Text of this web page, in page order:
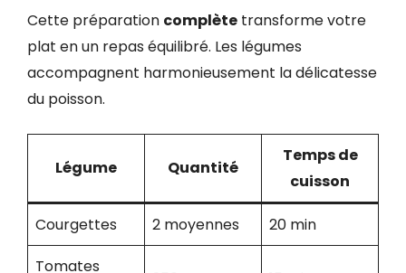
Cette préparation complète transforme votre
plat en un repas équilibré. Les légumes
accompagnent harmonieusement la délicatesse
du poisson.
Légume Quantité
Temps de
cuisson
Courgettes 2 moyennes
20 min
Tomates